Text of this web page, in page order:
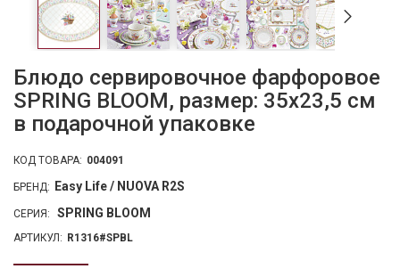
Блюдо сервировочное фарфоровое
SPRING BLOOM, размер: 35x23,5 см
в подарочной упаковке
КОД ТОВАРА: 004091
БРЕНД: Easy Life / NUOVA R2S
СЕРИЯ: SPRING BLOOM
АРТИКУЛ: R1316#SPBL